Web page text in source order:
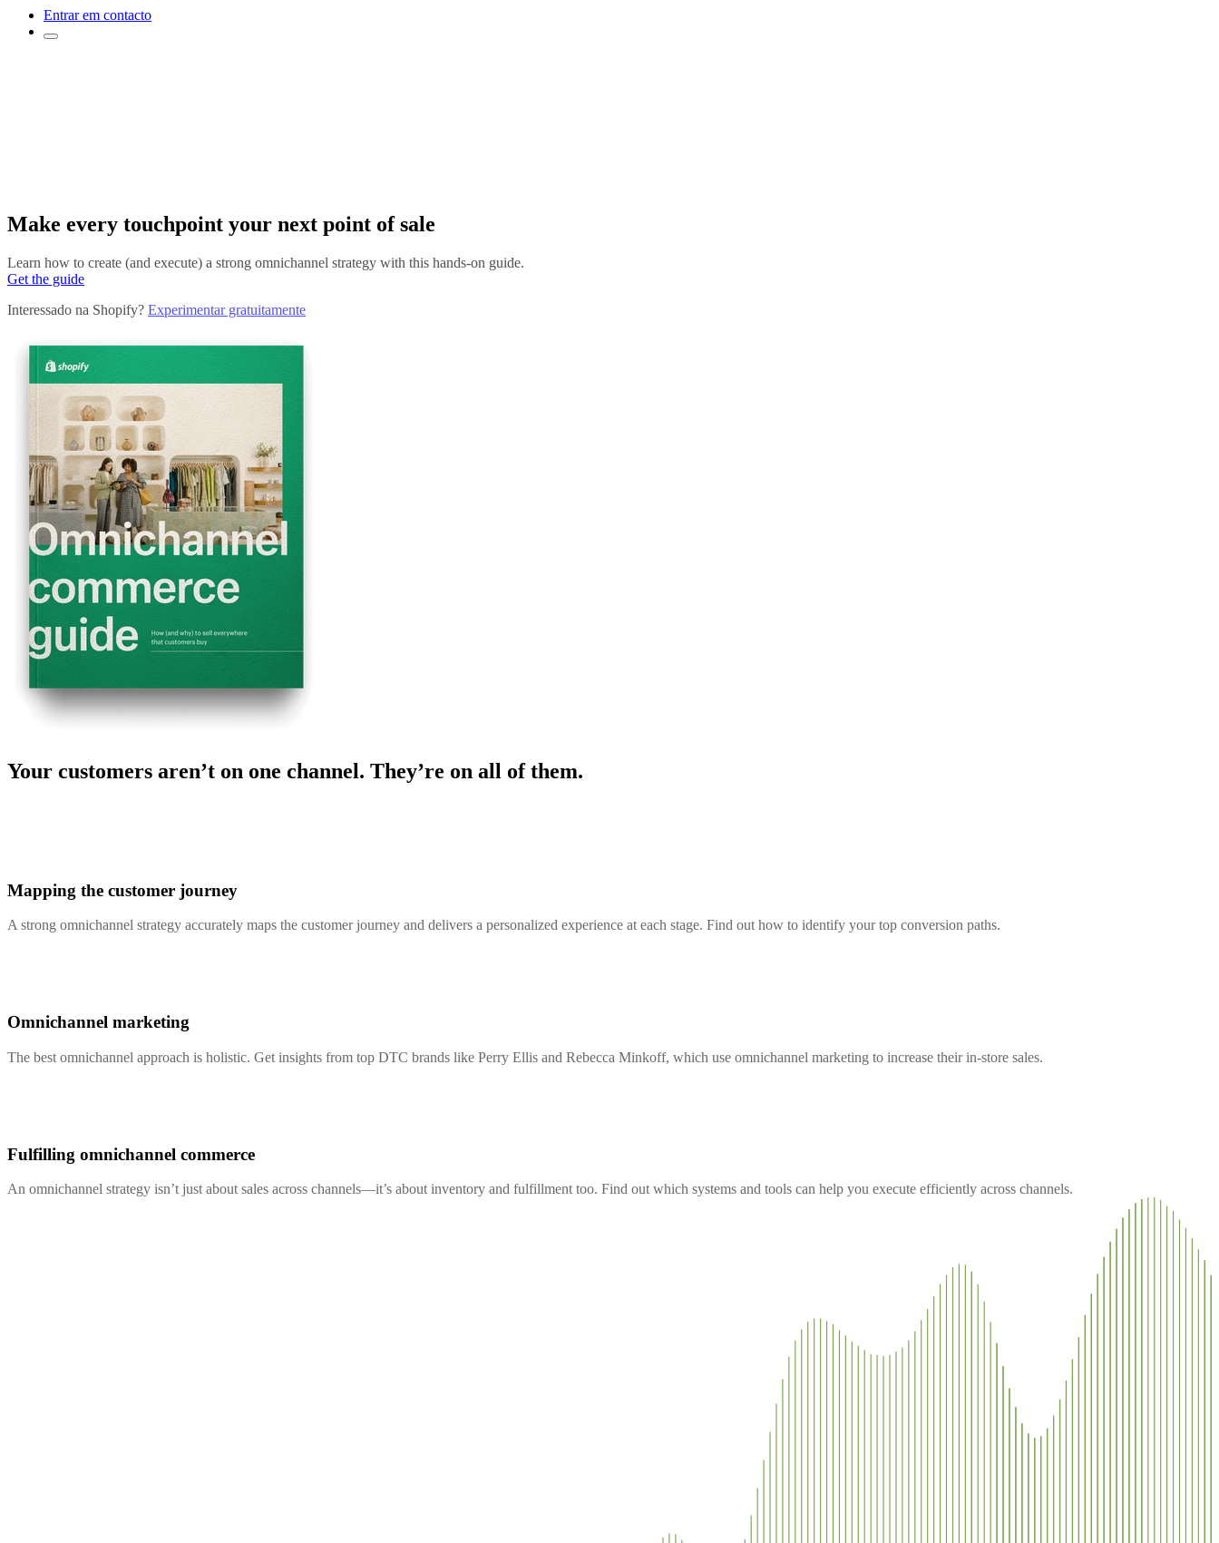
Entrar em contacto
Make every touchpoint your next point of sale
Learn how to create (and execute) a strong omnichannel strategy with this hands-on guide.
Get the guide
Interessado na Shopify? Experimentar gratuitamente
Your customers aren’t on one channel. They’re on all of them.
Mapping the customer journey
A strong omnichannel strategy accurately maps the customer journey and delivers a personalized experience at each stage. Find out how to identify your top conversion paths.
Omnichannel marketing
The best omnichannel approach is holistic. Get insights from top DTC brands like Perry Ellis and Rebecca Minkoff, which use omnichannel marketing to increase their in-store sales.
Fulfilling omnichannel commerce
An omnichannel strategy isn’t just about sales across channels—it’s about inventory and fulfillment too. Find out which systems and tools can help you execute efficiently across channels.